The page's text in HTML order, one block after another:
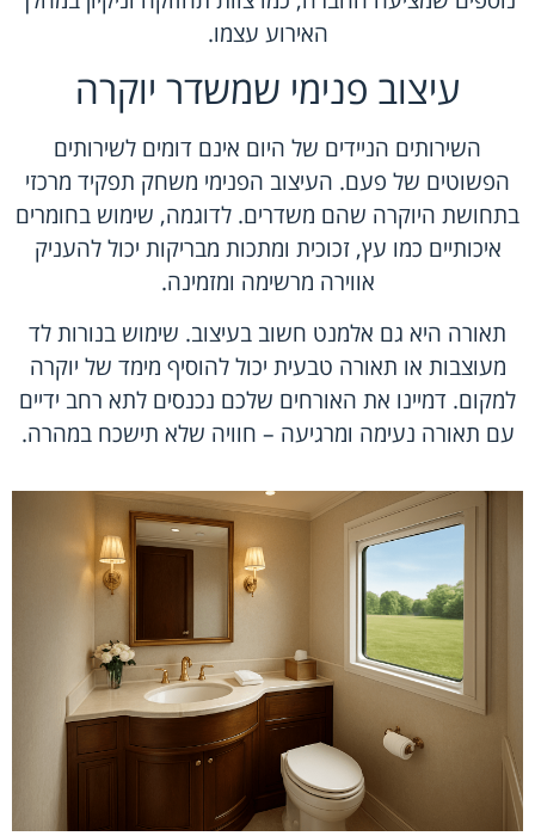
האירוע עצמו.
עיצוב פנימי שמשדר יוקרה
השירותים הניידים של היום אינם דומים לשירותים
הפשוטים של פעם. העיצוב הפנימי משחק תפקיד מרכזי
בתחושת היוקרה שהם משדרים. לדוגמה, שימוש בחומרים
איכותיים כמו עץ, זכוכית ומתכות מבריקות יכול להעניק
אווירה מרשימה ומזמינה.
תאורה היא גם אלמנט חשוב בעיצוב. שימוש בנורות לד
מעוצבות או תאורה טבעית יכול להוסיף מימד של יוקרה
למקום. דמיינו את האורחים שלכם נכנסים לתא רחב ידיים
עם תאורה נעימה ומרגיעה – חוויה שלא תישכח במהרה.